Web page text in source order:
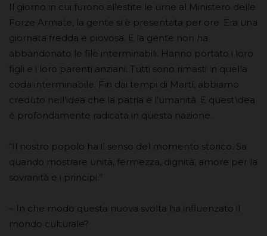
Il giorno in cui furono allestite le urne al Ministero delle
Forze Armate, la gente si è presentata per ore. Era una
giornata fredda e piovosa. E la gente non ha
abbandonato le file interminabili. Hanno portato i loro
figli e i loro parenti anziani. Tutti sono rimasti in quella
coda interminabile. Fin dai tempi di Martí, abbiamo
creduto nell’idea che la patria è l’umanità. E quest’idea
è profondamente radicata in questa nazione.
“Il nostro popolo ha il senso del momento storico. Sa
quando mostrare unità, fermezza, dignità, amore per la
sovranità e i principi.”
– In che modo questa nuova svolta ha influenzato il
mondo culturale?